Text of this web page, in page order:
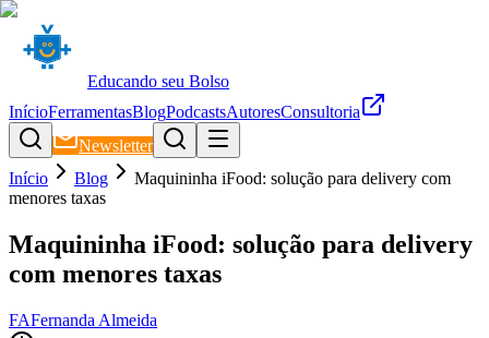
Educando seu Bolso
InícioFerramentasBlogPodcastsAutoresConsultoria
Newsletter
Início
Blog
Maquininha iFood: solução para delivery com
menores taxas
Maquininha iFood: solução para delivery
com menores taxas
FAFernanda Almeida